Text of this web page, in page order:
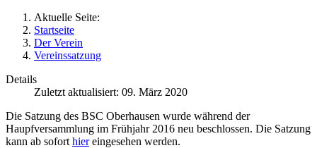
Aktuelle Seite:
Startseite
Der Verein
Vereinssatzung
Details
Zuletzt aktualisiert: 09. März 2020
Die Satzung des BSC Oberhausen wurde während der
Haupfversammlung im Frühjahr 2016 neu beschlossen. Die Satzung
kann ab sofort hiereingesehen werden.